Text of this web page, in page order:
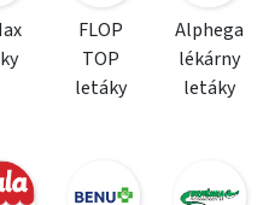
FLOP
TOP
letáky
Alphega
lékárny
letáky